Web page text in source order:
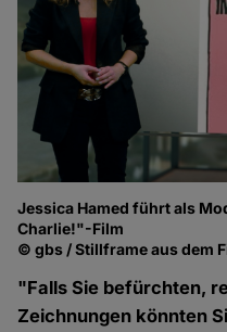
Jessica Hamed führt als
Charlie!"-Film
© gbs / Stillframe aus dem
"Falls Sie befürchten,
Zeichnungen könnten